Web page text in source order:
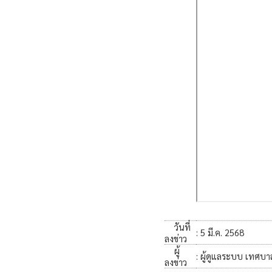
วันที่
ลงข่าว
: 5 มี.ค. 2568
ผู้
ลงข่าว
: ผู้ดูแลระบบ เทศบ